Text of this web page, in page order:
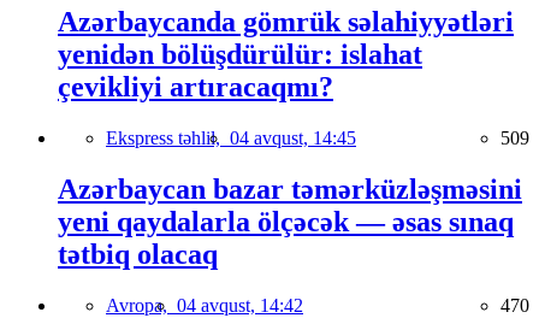
Azərbaycanda gömrük səlahiyyətləri
yenidən bölüşdürülür: islahat
çevikliyi artıracaqmı?
Ekspress təhlil, 04 avqust, 14:45 509
Azərbaycan bazar təmərküzləşməsini
yeni qaydalarla ölçəcək — əsas sınaq
tətbiq olacaq
Avropa, 04 avqust, 14:42 470